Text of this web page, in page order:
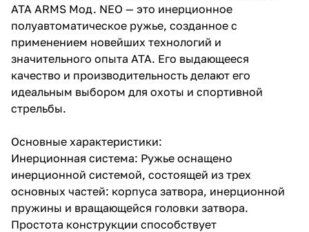
ATA ARMS Мод. NEO — это инерционное
полуавтоматическое ружье, созданное с
применением новейших технологий и
значительного опыта ATA. Его выдающееся
качество и производительность делают его
идеальным выбором для охоты и спортивной
стрельбы.
Основные характеристики:
Инерционная система: Ружье оснащено
инерционной системой, состоящей из трех
основных частей: корпуса затвора, инерционной
пружины и вращающейся головки затвора.
Простота конструкции способствует